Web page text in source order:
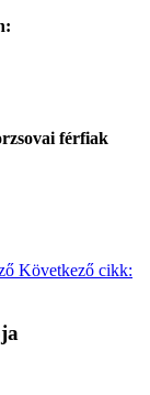
férfiak
Következő cikk: